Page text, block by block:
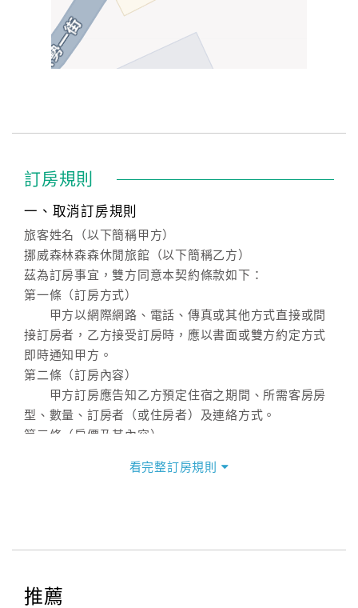
訂房規則
一、取消訂房規則
旅客姓名（以下簡稱甲方）
挪威森林森森休閒旅館（以下簡稱乙方）
茲為訂房事宜，雙方同意本契約條款如下：
第一條（訂房方式）
甲方以網際網路、電話、傳真或其他方式直接或間
接訂房者，乙方接受訂房時，應以書面或雙方約定方式
即時通知甲方。
第二條（訂房內容）
甲方訂房應告知乙方預定住宿之期間、所需客房房
型、數量、訂房者（或住房者）及連絡方式。
第三條（房價及其內容）
量及房價，並應依第一條約定通知甲方，且非經甲方同
甲方入住及退房之時間依飯店現場規定。但甲、乙
看完整訂房規則
推薦